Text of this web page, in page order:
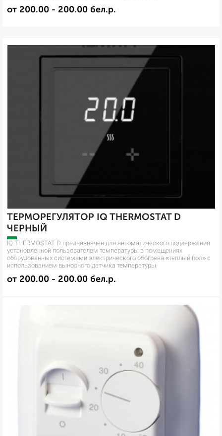
от 200.00 - 200.00 бел.р.
ТЕРМОРЕГУЛЯТОР IQ THERMOSTAT D
ЧЕРНЫЙ
IQ THERMOSTAT D предназначен для автоматического поддержания
установленной пользователем температуры в помещениях
оборудованных системами электрического обогрева «теплый пол» с
использованием выносного датчика температуры.
от 200.00 - 200.00 бел.р.